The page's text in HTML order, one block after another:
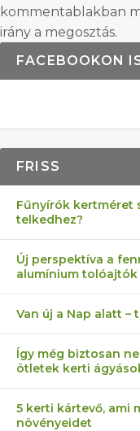
kommentablakban
irány a megosztás.
FACEBOOKON
FRISS
Fűnyírók kertméret
telkedhez?
Új perspektíva a
alumínium tolóajtók
Van új a Nap alatt –
Így még biztosan
ötletek kerti
5 kerti kártevő, ami
növényeidet